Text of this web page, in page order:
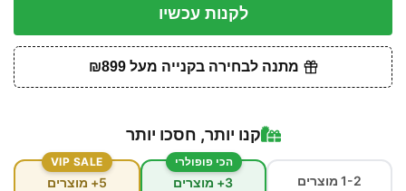
לקנות עכשיו
מתנה לבחירה בקנייה מעל ₪899
קנו יותר, חסכו יותר
1-2 מוצרים
הכי פופולרי
3+ מוצרים
VIP SALE
5+ מוצרים